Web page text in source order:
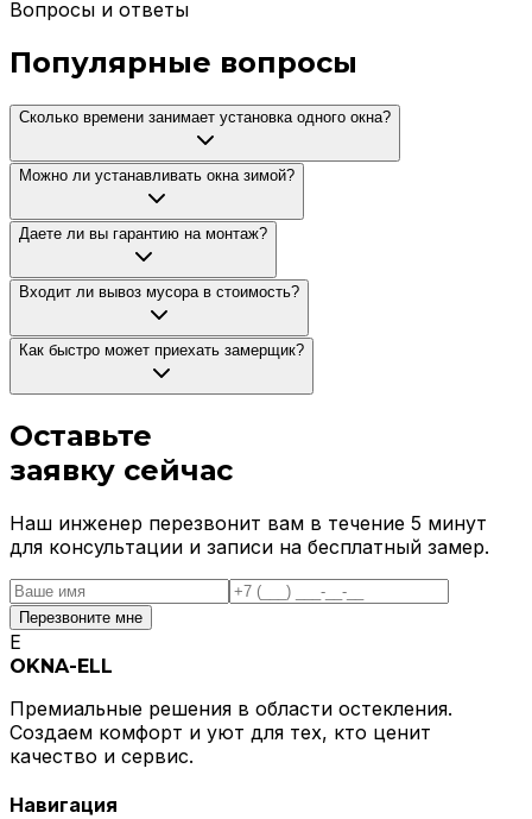
Вопросы и ответы
Популярные вопросы
Сколько времени занимает установка одного окна?
Можно ли устанавливать окна зимой?
Даете ли вы гарантию на монтаж?
Входит ли вывоз мусора в стоимость?
Как быстро может приехать замерщик?
Оставьте
заявку сейчас
Наш инженер перезвонит вам в течение 5 минут
для консультации и записи на бесплатный замер.
Перезвоните мне
E
OKNA-ELL
Премиальные решения в области остекления.
Создаем комфорт и уют для тех, кто ценит
качество и сервис.
Навигация